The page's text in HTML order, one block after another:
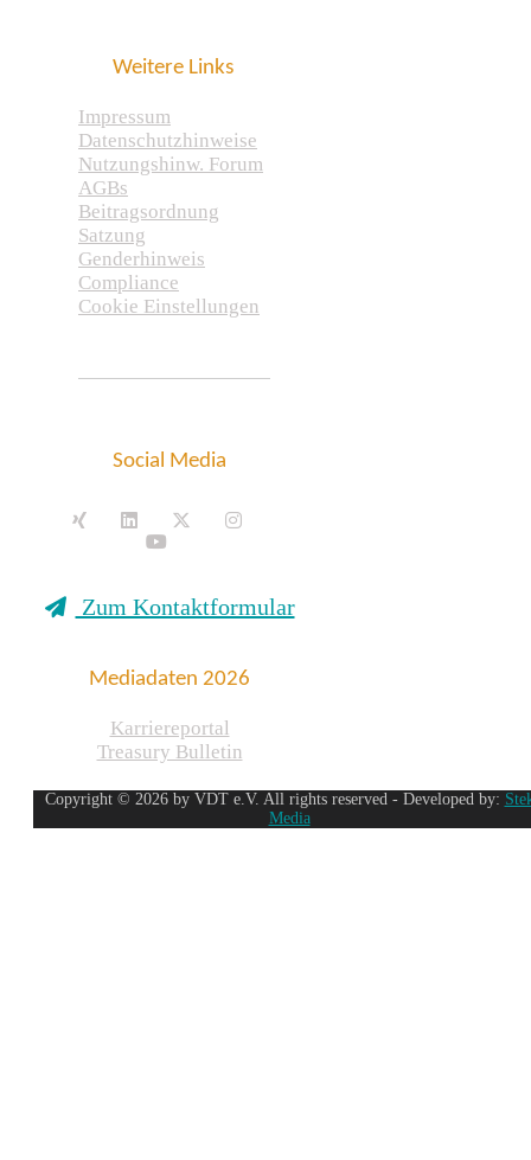
Weitere Links
Impressum
Datenschutzhinweise
Nutzungshinw. Forum
AGBs
Beitragsordnung
Satzung
Genderhinweis
Compliance
Cookie Einstellungen
Social Media
Zum Kontaktformular
Mediadaten 2026
Karriereportal
Treasury Bulletin
Copyright © 2026 by VDT e.V. All rights reserved - Developed by:
Media